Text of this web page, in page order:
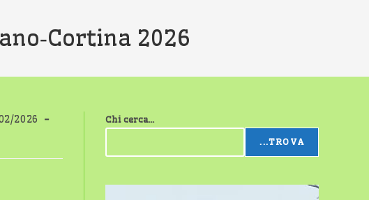
ricerca
sul
2026
2026
Chi cerca...
...TROVA